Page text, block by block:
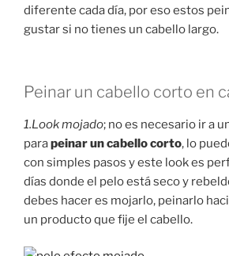
diferente cada día, por eso estos
gustar si no tienes un cabello largo.
Peinar un cabello corto en
1.Look mojado; no es necesario ir a
parapeinar un cabello corto, lo
con simples pasos y este look es
días donde el pelo está seco y
debes hacer es mojarlo, peinarlo
un producto que fije el cabello.